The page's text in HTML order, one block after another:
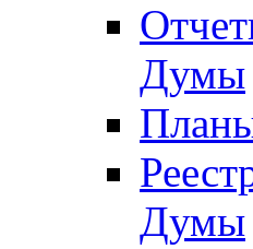
Думы
Думы